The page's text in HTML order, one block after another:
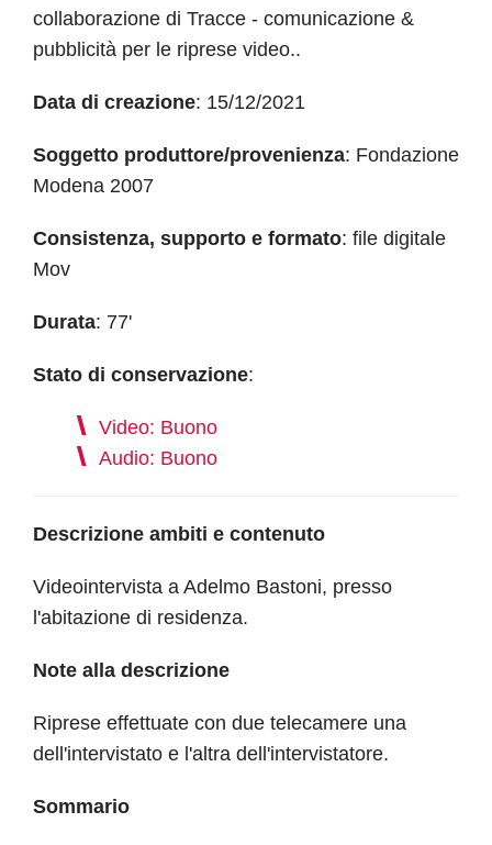
collaborazione di Tracce - comunicazione &
pubblicità per le riprese video..
Data di creazione: 15/12/2021
Soggetto produttore/provenienza: Fondazione
Modena 2007
Consistenza, supporto e formato: file digitale
Mov
Durata: 77'
Stato di conservazione:
Video: Buono
Audio: Buono
Descrizione ambiti e contenuto
Videointervista a Adelmo Bastoni, presso
l'abitazione di residenza.
Note alla descrizione
Riprese effettuate con due telecamere una
dell'intervistato e l'altra dell'intervistatore.
Sommario